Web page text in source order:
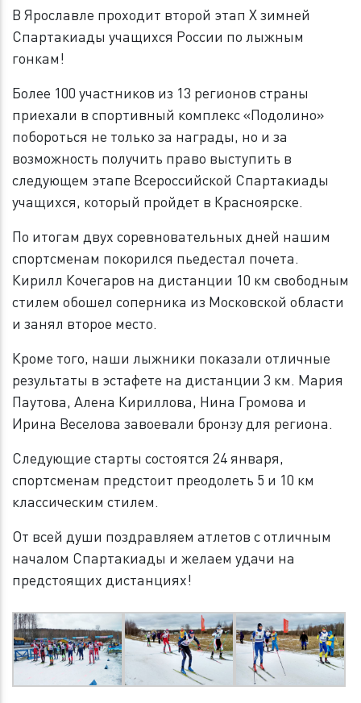
В Ярославле проходит второй этап X зимней
Спартакиады учащихся России по лыжным
гонкам!
Более 100 участников из 13 регионов страны
приехали в спортивный комплекс «Подолино»
побороться не только за награды, но и за
возможность получить право выступить в
следующем этапе Всероссийской Спартакиады
учащихся, который пройдет в Красноярске.
По итогам двух соревновательных дней нашим
спортсменам покорился пьедестал почета.
Кирилл Кочегаров на дистанции 10 км свободным
стилем обошел соперника из Московской области
и занял второе место.
Кроме того, наши лыжники показали отличные
результаты в эстафете на дистанции 3 км. Мария
Паутова, Алена Кириллова, Нина Громова и
Ирина Веселова завоевали бронзу для региона.
Следующие старты состоятся 24 января,
спортсменам предстоит преодолеть 5 и 10 км
классическим стилем.
От всей души поздравляем атлетов с отличным
началом Спартакиады и желаем удачи на
предстоящих дистанциях!